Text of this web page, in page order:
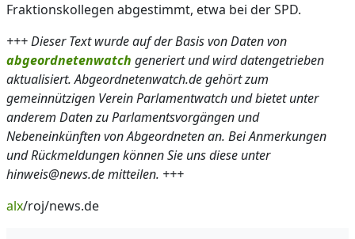
Fraktionskollegen abgestimmt, etwa bei der SPD.
+++ Dieser Text wurde auf der Basis von Daten von
abgeordnetenwatch generiert und wird datengetrieben
aktualisiert. Abgeordnetenwatch.de gehört zum
gemeinnützigen Verein Parlamentwatch und bietet unter
anderem Daten zu Parlamentsvorgängen und
Nebeneinkünften von Abgeordneten an. Bei Anmerkungen
und Rückmeldungen können Sie uns diese unter
hinweis@news.de mitteilen. +++
alx/roj/news.de